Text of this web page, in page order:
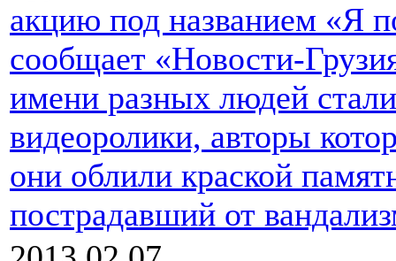
акцию под названием «Я
сообщает «Новости-
имени разных людей
видеоролики, авторы
они облили краской
пострадавший от